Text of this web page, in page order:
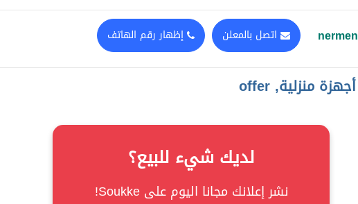
nermen اتصل بالمعلن إظهار رقم الهاتف
أجهزة منزلية, offer
لديك شيء للبيع؟
نشر إعلانك مجانا اليوم على Soukke!